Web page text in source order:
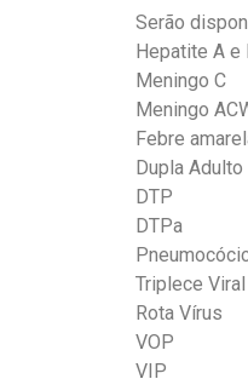
Serão
Hepatite A e
Meningo C
Meningo
Febre
Dupla Adulto
DTP
DTPa
Triplece Viral
Rota Vírus
VOP
VIP